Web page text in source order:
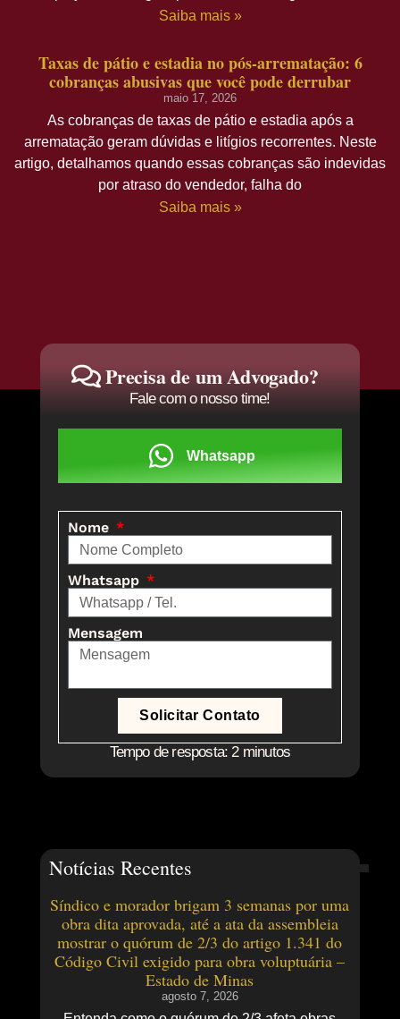
Saiba mais »
Taxas de pátio e estadia no pós-arrematação: 6
cobranças abusivas que você pode derrubar
maio 17, 2026
As cobranças de taxas de pátio e estadia após a
arrematação geram dúvidas e litígios recorrentes. Neste
artigo, detalhamos quando essas cobranças são indevidas
por atraso do vendedor, falha do
Saiba mais »
Precisa de um Advogado?
Fale com o nosso time!
Whatsapp
Nome
Whatsapp
Mensagem
Solicitar Contato
Tempo de resposta: 2 minutos
Notícias Recentes
Síndico e morador brigam 3 semanas por uma
obra dita aprovada, até a ata da assembleia
mostrar o quórum de 2/3 do artigo 1.341 do
Código Civil exigido para obra voluptuária –
Estado de Minas
agosto 7, 2026